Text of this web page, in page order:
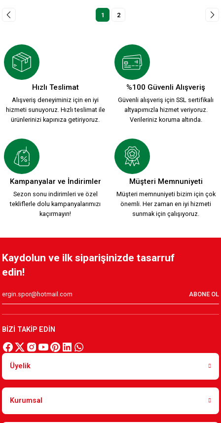
1 2
Hızlı Teslimat
Alışveriş deneyiminiz için en iyi
hizmeti sunuyoruz. Hızlı teslimat ile
ürünlerinizi kapınıza getiriyoruz.
%100 Güvenli Alışveriş
Güvenli alışveriş için SSL sertifikalı
altyapımızla hizmet veriyoruz.
Verileriniz koruma altında.
Kampanyalar ve İndirimler
Sezon sonu indirimleri ve özel
tekliflerle dolu kampanyalarımızı
kaçırmayın!
Müşteri Memnuniyeti
Müşteri memnuniyeti bizim için çok
önemli. Her zaman en iyi hizmeti
sunmak için çalışıyoruz.
Kaydolun ve ilk siparişinizde tasarruf
edin!
ABONE OL
BİZİ TAKİP EDİN
Üyelik
Kurumsal